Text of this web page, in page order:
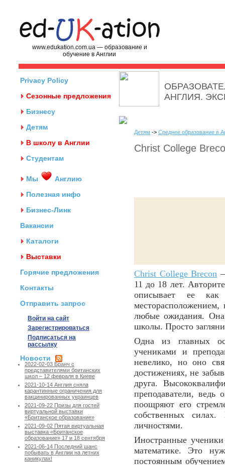
www.edukation.com.ua — образование и
обучение в Англии
Privacy Policy
Сезонные предложения
Бизнесу
Детям
В школу в Англии
Студентам
Мы
Англию
Полезная инфо
Бизнес-Линк
Вакансии
Каталоги
Выставки
Горячие предложения
Контакты
Отправить запрос
Войти на сайт
Зарегистрироваться
Подписаться на
рассылку
Новости
2022-02-03 Бранч с
представителями британских
школ – 12 февраля в Киеве
2021-10-14 Англия сняла
карантинные ограничения для
вакцинированных украинцев
2021-09-22 Призы для гостей
виртуальной выставки
«Британское образование»
2021-09-02 Пятая виртуальная
выставка «Британское
образование» 17 и 18 сентября
2021-06-14 Последний шанс
побывать в Англии на летних
каникулах!
АНГЛИЯ.
Детям -> Среднее образование в
Christ College
Christ College Brecon
11 до 18 лет.
описывает ее
месторасположением,
любые ожидания. Она
школы. Просто
Одна из главных
учениками и
невелико, но оно
достижениях, не
друга.
преподаватели,
поощряют его
собственных
личностями.
Иностранные
математике. Это
постоянным